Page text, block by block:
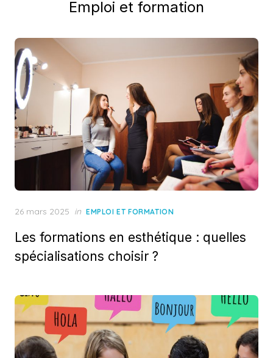
Emploi et formation
Posted
26 mars 2025 in EMPLOI ET FORMATION
Les formations en esthétique : quelles
spécialisations choisir ?